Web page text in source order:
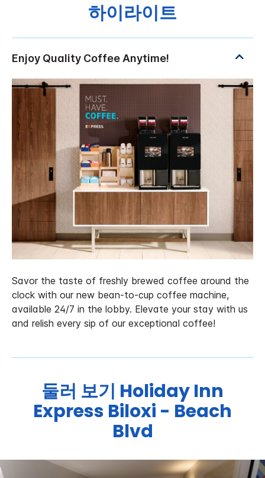
하이라이트
Savor the taste of freshly brewed coffee around the
clock with our new bean-to-cup coffee machine,
available 24/7 in the lobby. Elevate your stay with us
and relish every sip of our exceptional coffee!
둘러 보기 Holiday Inn
Express Biloxi - Beach
Blvd